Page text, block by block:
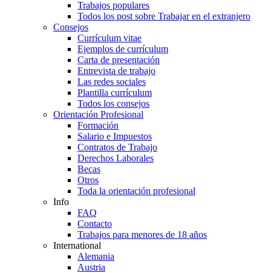
Trabajos populares
Todos los post sobre Trabajar en el extranjero
Consejos
Currículum vitae
Ejemplos de currículum
Carta de presentación
Entrevista de trabajo
Las redes sociales
Plantilla currículum
Todos los consejos
Orientación Profesional
Formación
Salario e Impuestos
Contratos de Trabajo
Derechos Laborales
Becas
Otros
Toda la orientación profesional
Info
FAQ
Contacto
Trabajos para menores de 18 años
International
Alemania
Austria